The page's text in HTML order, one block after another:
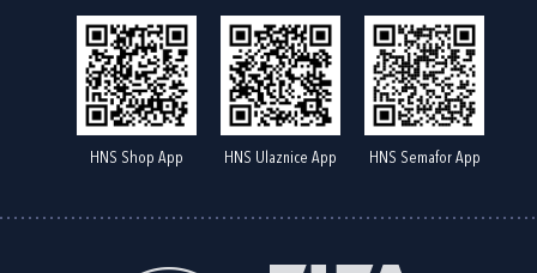
HNS Shop App HNS Ulaznice App HNS Semafor App